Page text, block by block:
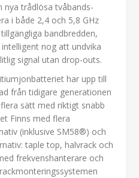
nya trådlösa tvåbands-
i både 2,4 och 5,8 GHz
bandbredden,
nog att undvika
signal utan drop-outs.
har upp till
från tidigare generationen
sätt med riktigt snabb
Finns med flera
(inklusive SM58®) och
taple top, halvrack och
frekvenshanterare och